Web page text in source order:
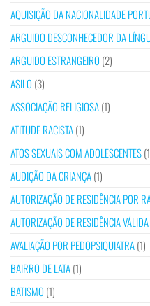
AQUISIÇÃO DA NACIONALIDADE
ARGUIDO DESCONHECEDOR DA
ARGUIDO ESTRANGEIRO (2)
ASILO (3)
ASSOCIAÇÃO RELIGIOSA(1)
ATITUDE RACISTA(1)
ATOS SEXUAIS COM ADOLESCENTES
AUDIÇÃO DA CRIANÇA(1)
AUTORIZAÇÃO DE RESIDÊNCIA POR
AUTORIZAÇÃO DE RESIDÊNCIA VÁLIDA
AVALIAÇÃO POR PEDOPSIQUIATRA(1)
BAIRRO DE LATA(1)
BATISMO (1)